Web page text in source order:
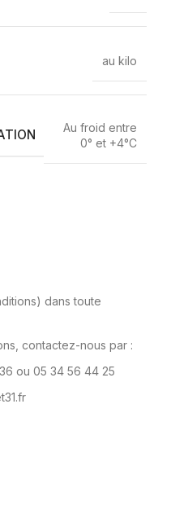
au kilo
Au froid entre
0° et +4°C
dans toute
contactez-nous par :
ou 05 34 56 44 25